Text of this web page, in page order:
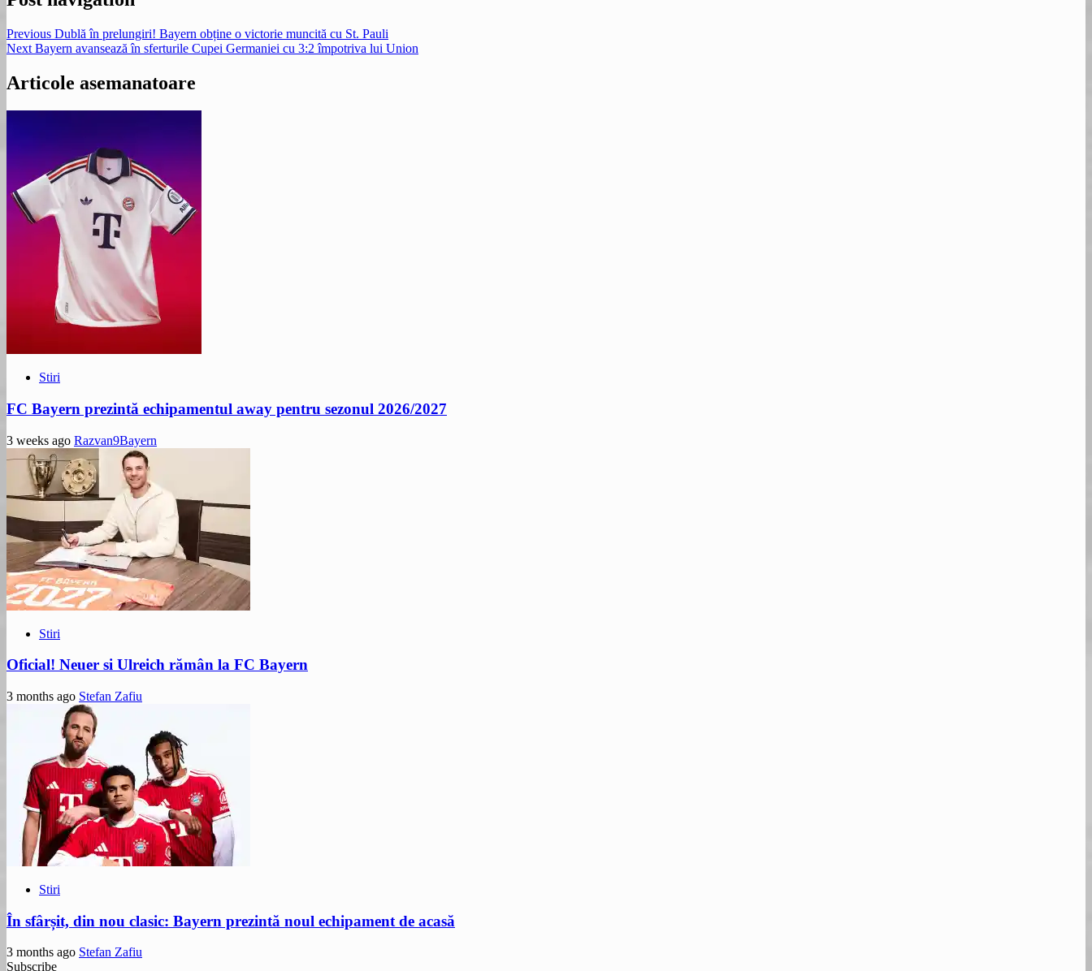
Previous Dublă în prelungiri! Bayern obține o victorie muncită cu St. Pauli
Next Bayern avansează în sferturile Cupei Germaniei cu 3:2 împotriva lui Union
Articole asemanatoare
Stiri
FC Bayern prezintă echipamentul away pentru sezonul 2026/2027
3 weeks ago Razvan9Bayern
Stiri
Oficial! Neuer si Ulreich rămân la FC Bayern
3 months ago Stefan Zafiu
Stiri
În sfârșit, din nou clasic: Bayern prezintă noul echipament de acasă
3 months ago Stefan Zafiu
Subscribe